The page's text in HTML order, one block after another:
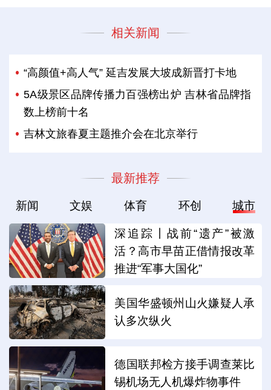
相关新闻
“高颜值+高人气” 延吉发展大坡成新晋打卡地
5A级景区品牌传播力百强榜出炉 吉林省品牌指
数上榜前十名
吉林文旅春夏主题推介会在北京举行
最新推荐
新闻 文娱 体育 环创 城市
深追踪丨战前“遗产”被激
活？高市早苗正借情报改革
推进“军事大国化”
美国华盛顿州山火嫌疑人承
认多次纵火
德国联邦检方接手调查莱比
锡机场无人机爆炸物事件